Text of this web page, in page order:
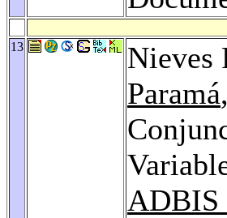
13
Nieves
Paramá,
ADBIS